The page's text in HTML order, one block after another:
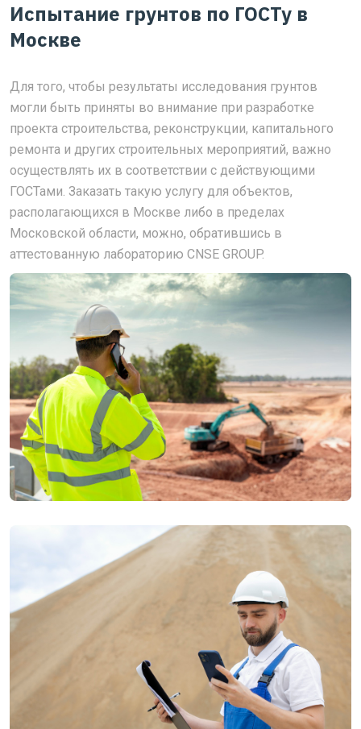
Испытание грунтов по ГОСТу в
Москве
Для того, чтобы результаты исследования грунтов
могли быть приняты во внимание при разработке
проекта строительства, реконструкции, капитального
ремонта и других строительных мероприятий, важно
осуществлять их в соответствии с действующими
ГОСТами. Заказать такую услугу для объектов,
располагающихся в Москве либо в пределах
Московской области, можно, обратившись в
аттестованную лабораторию CNSE GROUP.